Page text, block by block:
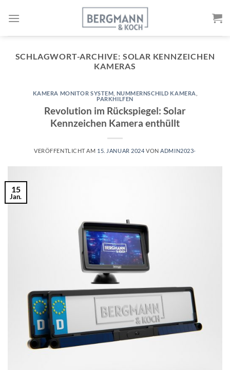
Inhalt
SCHLAGWORT-ARCHIVE: SOLAR KENNZEICHEN
KAMERAS
KAMERA MONITOR SYSTEM NUMMERNSCHILD KAMERA
PARKHILFEN
Revolution im Rückspiegel: Solar
Kennzeichen Kamera enthüllt
VERÖFFENTLICHT AM 15. JANUAR 2024VON ADMIN2023-
15
Jan.